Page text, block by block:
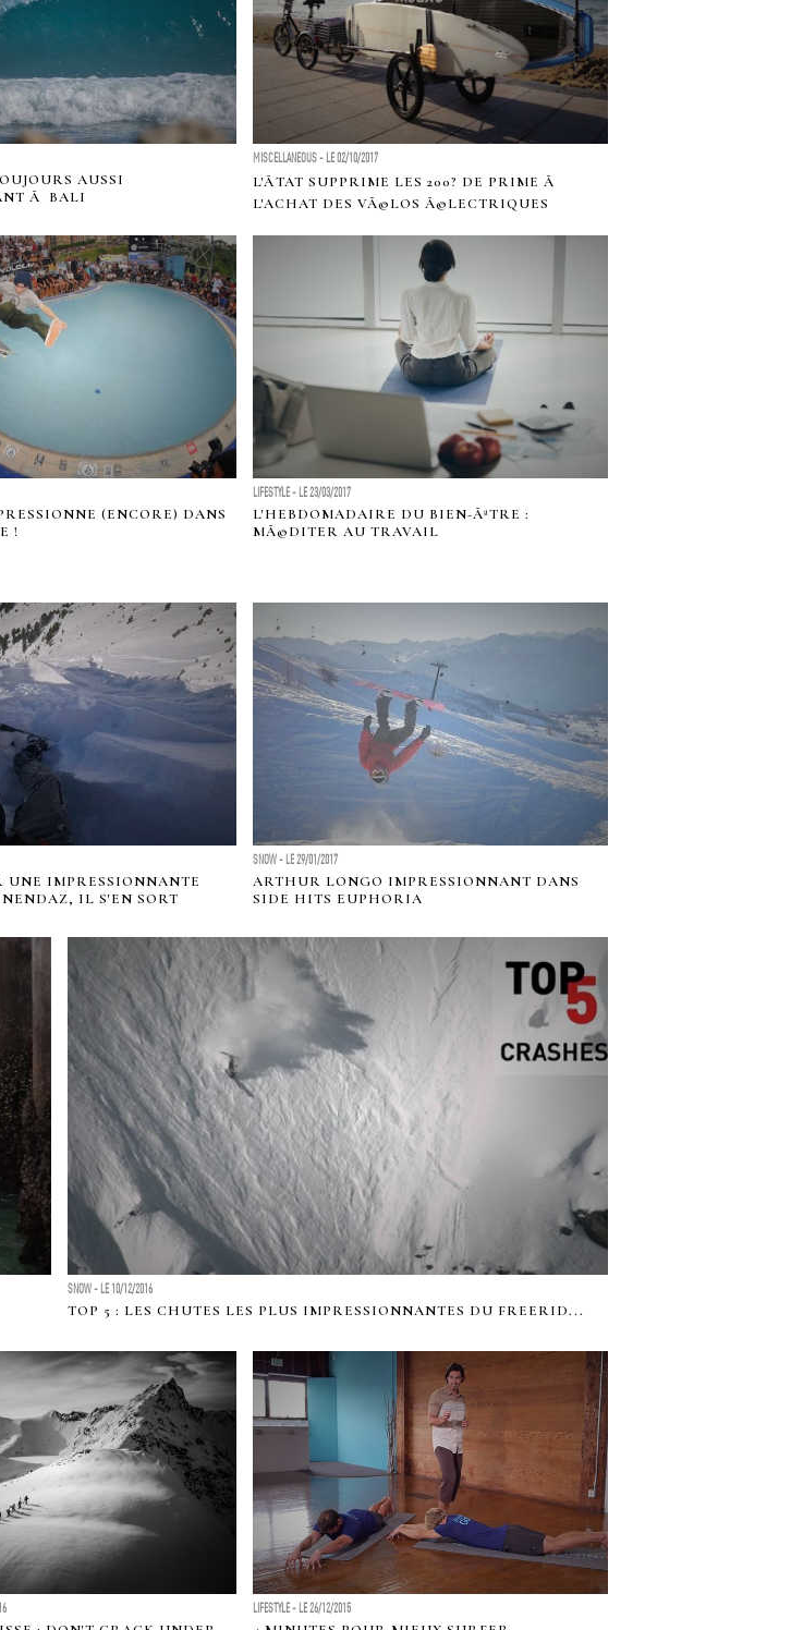
AUSSI
Ã BALI
MISCELLANEOUS - LE 02/10/2017
L'ÃTAT SUPPRIME LES 200? DE PRIME Ã
L'ACHAT DES VÃ©LOS Ã©LECTRIQUES
(ENCORE) DANS
!
LIFESTYLE - LE 23/03/2017
L'HEBDOMADAIRE DU BIEN-ÃªTRE :
MÃ©DITER AU TRAVAIL
UNE IMPRESSIONNANTE
IL S'EN SORT
SNOW - LE 29/01/2017
ARTHUR LONGO IMPRESSIONNANT DANS
SIDE HITS EUPHORIA
SNOW - LE 10/12/2016
TOP 5 : LES CHUTES LES PLUS IMPRESSIONNANTES DU FREERID...
LIFESTYLE - LE 26/12/2015